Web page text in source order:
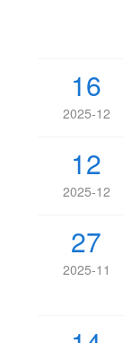
16
2025-12
12
2025-12
27
2025-11